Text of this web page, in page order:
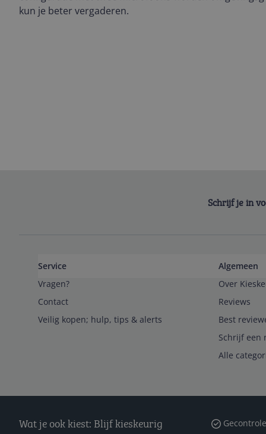
kun je beter vergaderen.
Schrijf je in
Service
Vragen?
Contact
Veilig kopen; hulp, tips & alerts
Algemeen
Over
Reviews
Best
Schrijf een
Alle
Wat je ook kiest: Blijf kieskeurig